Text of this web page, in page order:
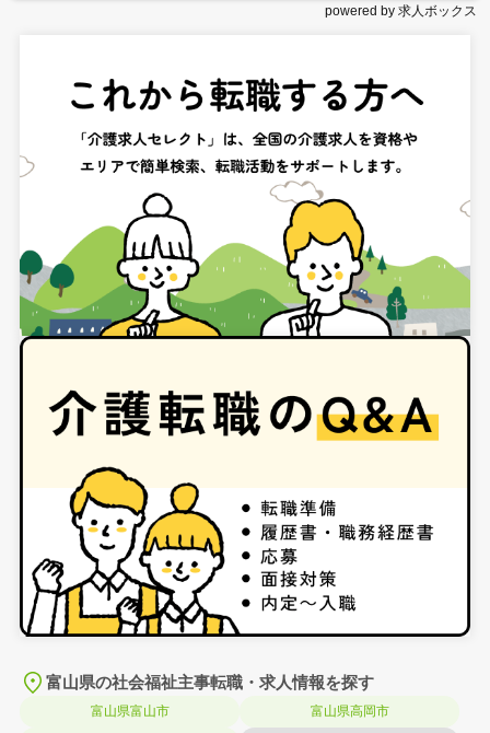
powered by 求人ボックス
富山県の社会福祉主事転職・求人情報を探す
富山県富山市 富山県高岡市